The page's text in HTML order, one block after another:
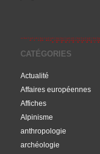
CATÉGORIES
Actualité
Affaires européennes
Affiches
Alpinisme
anthropologie
archéologie